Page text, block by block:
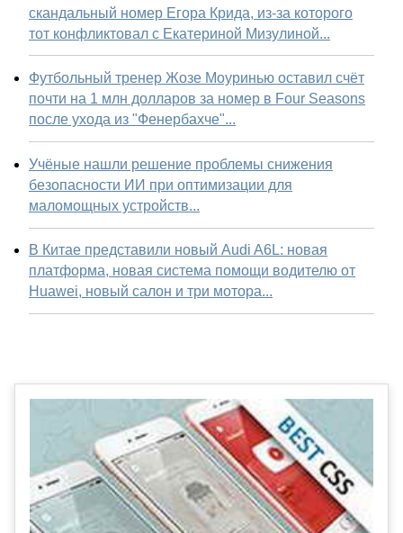
скандальный номер Егора Крида, из-за которого
тот конфликтовал с Екатериной Мизулиной...
Футбольный тренер Жозе Моуринью оставил счёт
почти на 1 млн долларов за номер в Four Seasons
после ухода из "Фенербахче"...
Учёные нашли решение проблемы снижения
безопасности ИИ при оптимизации для
маломощных устройств...
В Китае представили новый Audi A6L: новая
платформа, новая система помощи водителю от
Huawei, новый салон и три мотора...